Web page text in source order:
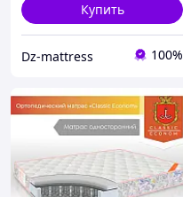
Купить
Dz-mattress 100%